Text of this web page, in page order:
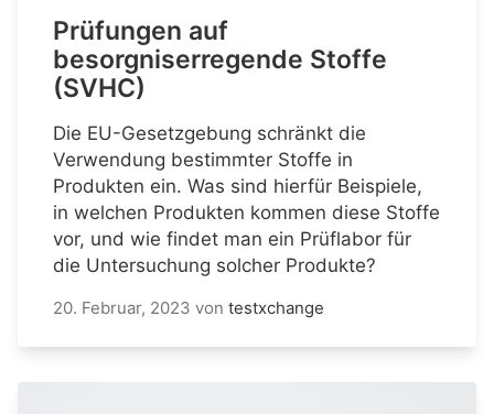
Prüfungen auf
besorgniserregende Stoffe
(SVHC)
Die EU-Gesetzgebung schränkt die
Verwendung bestimmter Stoffe in
Produkten ein. Was sind hierfür Beispiele,
in welchen Produkten kommen diese Stoffe
vor, und wie findet man ein Prüflabor für
die Untersuchung solcher Produkte?
20. Februar, 2023 von testxchange